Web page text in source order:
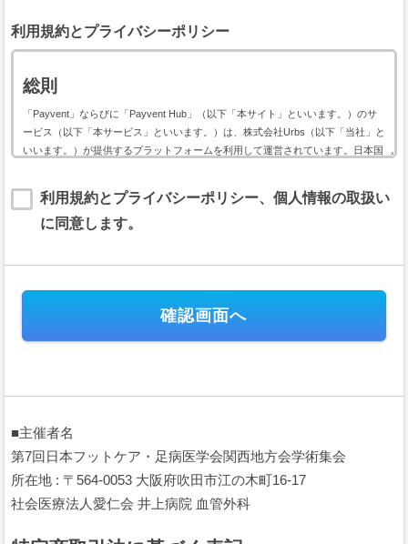
利用規約とプライバシーポリシー
総則
「Payvent」ならびに「Payvent Hub」（以下「本サイト」といいます。）のサ
ービス（以下「本サービス」といいます。）は、株式会社Urbs（以下「当社」と
いいます。）が提供するプラットフォームを利用して運営されています。日本国
ト用サービス利用規約（以下「本規約」といいます。）に基づいて提供されま
す。
本規約には、本サービスの提供条件及び当社と登録ユーザー（以下「ユーザー」
ります。
第１条（規約の適用）
る場合に、当該会員と当社との間に適用されます。
的に適用され、本規約の一部を構成します。会員及びユーザーは、本サー
ビスを利用することにより、本規約等及びプライバシーポリシーの全ての
当社が当社ウェブサイト上で掲載する本サービス利用に関するルール
（URL）は、本規約の一部を構成します。
利用規約とプライバシーポリシー、個人情報の取扱い
に同意します。
■主催者名
第7回日本フットケア・足病医学会関西地方会学術集会
所在地 : 〒564-0053 大阪府吹田市江の木町16-17
社会医療法人愛仁会 井上病院 血管外科